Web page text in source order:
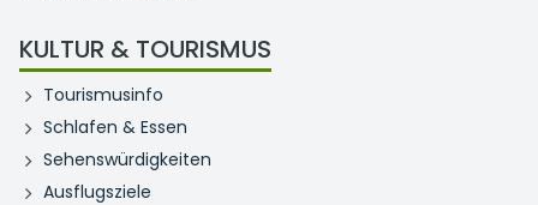
KULTUR & TOURISMUS
Tourismusinfo
Schlafen & Essen
Sehenswürdigkeiten
Ausflugsziele